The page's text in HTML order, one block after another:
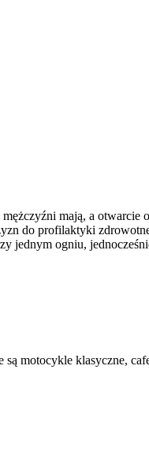
mają, a otwarcie
do profilaktyki
jednym ogniu,
motocykle klasyczne,